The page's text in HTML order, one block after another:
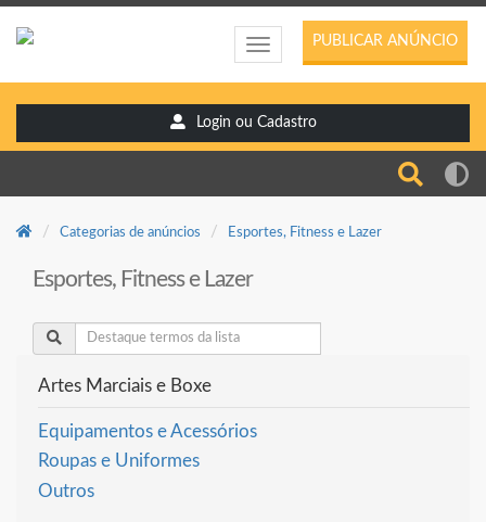
PUBLICAR ANÚNCIO
Toggle
navigation
Login ou Cadastro
Categorias de anúncios Esportes, Fitness e Lazer
Esportes, Fitness e Lazer
Artes Marciais e Boxe
Equipamentos e Acessórios
Roupas e Uniformes
Outros